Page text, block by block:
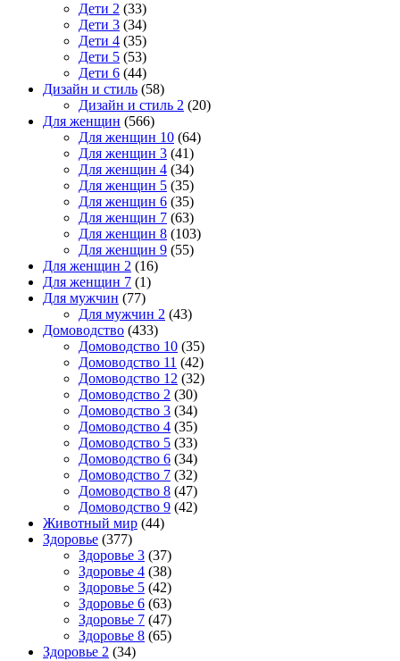
Дети 2 (33)
Дети 3 (34)
Дети 4 (35)
Дети 5 (53)
Дети 6 (44)
Дизайн и стиль (58)
Дизайн и стиль 2 (20)
Для женщин (566)
Для женщин 10 (64)
Для женщин 3 (41)
Для женщин 4 (34)
Для женщин 5 (35)
Для женщин 6 (35)
Для женщин 7 (63)
Для женщин 8 (103)
Для женщин 9 (55)
Для женщин 2 (16)
Для женщин 7 (1)
Для мужчин (77)
Для мужчин 2 (43)
Домоводство (433)
Домоводство 10 (35)
Домоводство 11 (42)
Домоводство 12 (32)
Домоводство 2 (30)
Домоводство 3 (34)
Домоводство 4 (35)
Домоводство 5 (33)
Домоводство 6 (34)
Домоводство 7 (32)
Домоводство 8 (47)
Домоводство 9 (42)
Животный мир (44)
Здоровье (377)
Здоровье 3 (37)
Здоровье 4 (38)
Здоровье 5 (42)
Здоровье 6 (63)
Здоровье 7 (47)
Здоровье 8 (65)
Здоровье 2 (34)